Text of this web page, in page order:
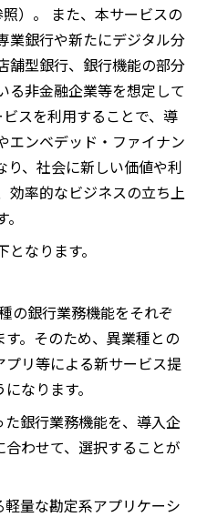
）。 また、本サービスの
業銀行や新たにデジタル分
舗型銀行、銀行機能の部分
る非金融企業等を想定して
スを利用することで、導
エンベデッド・ファイナン
り、社会に新しい価値や利
効率的なビジネスの立ち上
なります。
の銀行業務機能をそれぞ
。そのため、異業種との
リ等による新サービス提
なります。
銀行業務機能を、導入企
わせて、選択することが
量な勘定系アプリケーシ